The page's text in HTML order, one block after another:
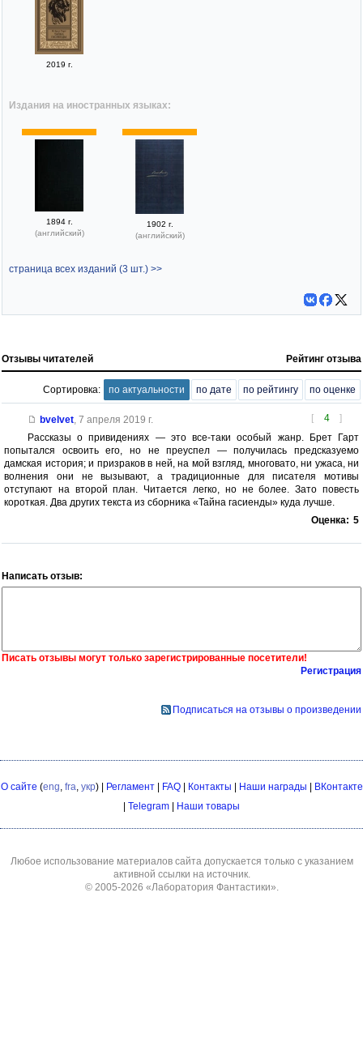
2019 г.
Издания на иностранных языках:
1894 г.
(английский)
1902 г.
(английский)
страница всех изданий (3 шт.) >>
Отзывы читателей Рейтинг отзыва
Сортировка: по актуальности по дате по рейтингу по оценке
[ 4 ]
bvelvet, 7 апреля 2019 г.
Рассказы о привидениях — это все-таки особый жанр. Брет Гарт
попытался освоить его, но не преуспел — получилась предсказуемо
дамская история; и призраков в ней, на мой взгляд, многовато, ни ужаса, ни
волнения они не вызывают, а традиционные для писателя мотивы
отступают на второй план. Читается легко, но не более. Зато повесть
короткая. Два других текста из сборника «Тайна гасиенды» куда лучше.
Оценка: 5
Написать отзыв:
Писать отзывы могут только зарегистрированные посетители!
Регистрация
Подписаться на отзывы о произведении
О сайте (eng fra укр) | Регламент| FAQ| Контакты | Наши награды | ВКонтакте
| Telegram | Наши товары
Любое использование материалов сайта допускается только с указанием
активной ссылки на источник.
© 2005-2026 «Лаборатория Фантастики»